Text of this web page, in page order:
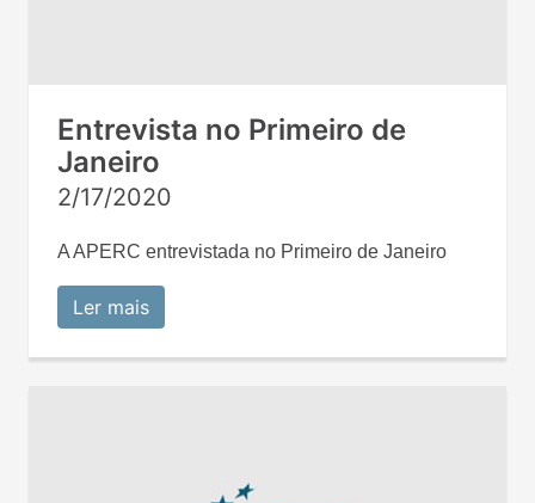
Entrevista no Primeiro de
Janeiro
2/17/2020
A APERC entrevistada no Primeiro de Janeiro
Ler mais